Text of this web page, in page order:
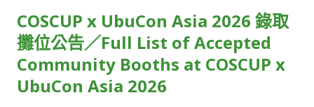
年，只有你還停留在前一年。 雖然從絕對時間來看，這些狀況都
僅有延遲短短幾秒鐘，但在體感上，觀賞體驗卻大受影響，用
「失之毫釐，差之千里」來形容再恰當不過。 使用直播串流時，
為什麼你的世界總是比別人慢幾秒？原因正是「串流延遲」。 從
COSCUP x UbuCon Asia 2026 錄取
攤位公告／Full List of Accepted
Community Booths at COSCUP x
UbuCon Asia 2026